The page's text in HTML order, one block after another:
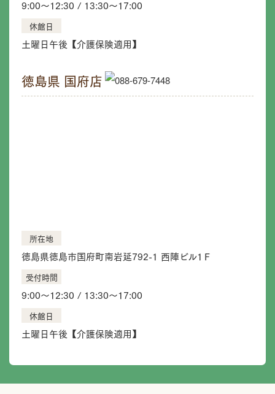
9:00〜12:30 / 13:30〜17:00
休館日
土曜日午後【介護保険適用】
徳島県 国府店
所在地
徳島県徳島市国府町南岩延792-1 西陣ビル1Ｆ
受付時間
9:00〜12:30 / 13:30〜17:00
休館日
土曜日午後【介護保険適用】